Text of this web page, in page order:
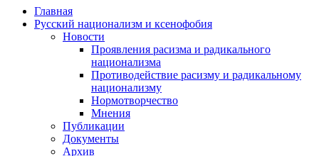
Главная
Русский национализм и ксенофобия
Новости
Проявления расизма и радикального
национализма
Противодействие расизму и радикальному
национализму
Нормотворчество
Мнения
Публикации
Документы
Архив